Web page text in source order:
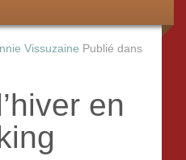
Vissuzaine Publié dans
en